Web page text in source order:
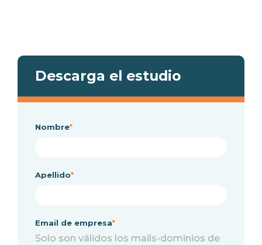
Descarga el estudio
Nombre*
Apellido*
Email de empresa*
Solo son válidos los mails-dominios de